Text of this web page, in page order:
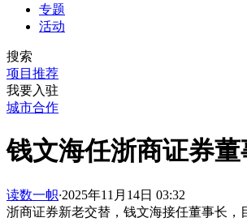
专题
活动
搜索
项目推荐
我要入驻
城市合作
钱文海任浙商证券
读数一帜·2025年11月14日 03:32
浙商证券新老交替，钱文海接任董事长，